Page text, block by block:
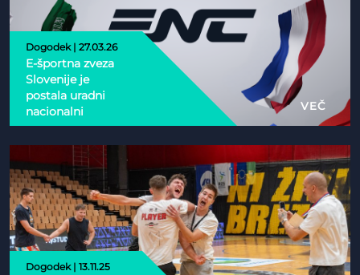
Dogodek | 27.03.26
E-športna zveza
Slovenije je
postala uradni
nacionalni
partner Esports
Nations Cup 2026
VEČ
Dogodek | 13.11.25